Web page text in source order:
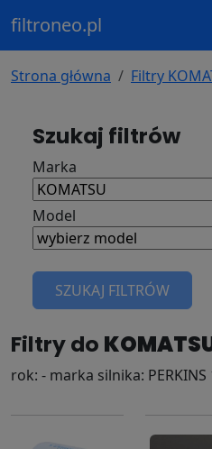
filtroneo.pl
Strona główna Filtry
Szukaj filtrów
Marka
Model
SZUKAJ FILTRÓW
Filtry do
rok: - marka silnika: PERKINS